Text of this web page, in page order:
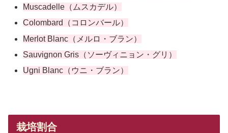
Muscadelle（ムスカデル）
Colombard（コロンバール）
Merlot Blanc（メルロ・ブラン）
Sauvignon Gris（ソーヴィニョン・グリ）
Ugni Blanc（ウニ・ブラン）
栽培割合